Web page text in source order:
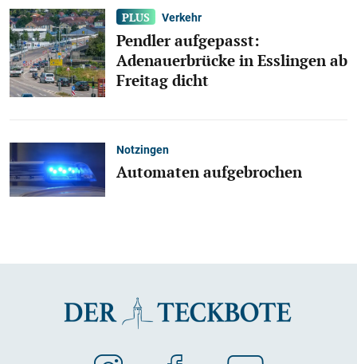
Verkehr
Pendler aufgepasst:
Adenauerbrücke in Esslingen ab
Freitag dicht
Notzingen
Automaten aufgebrochen